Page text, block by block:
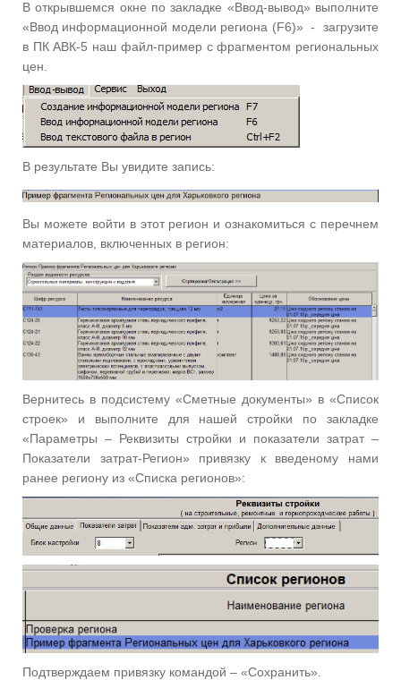
В открывшемся окне по закладке «Ввод-вывод» выполните
«Ввод информационной модели региона (F6)» -
загрузите
в ПК АВК-5 наш файл-пример с фрагментом региональных
цен.
В результате Вы увидите запись:
Вы можете войти в этот регион и ознакомиться с перечнем
материалов, включенных в регион:
Вернитесь в подсистему «Сметные документы» в «Список
строек» и выполните для нашей стройки по закладке
«Параметры – Реквизиты стройки и показатели затрат –
Показатели затрат-Регион» привязку к введеному нами
ранее региону из «Списка регионов»:
Подтверждаем привязку командой – «Сохранить».